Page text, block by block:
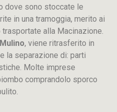
dove sono stoccate le
in una tramoggia, merito ai
alla Macinazione.
, viene ritrasferito in
la separazione di: parti
Molte imprese
comprandolo sporco